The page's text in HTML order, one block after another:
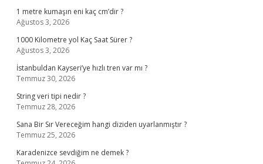
1 metre kumaşın eni kaç cm’dir ?
Ağustos 3, 2026
1000 Kilometre yol Kaç Saat Sürer ?
Ağustos 3, 2026
İstanbuldan Kayseri’ye hızlı tren var mı ?
Temmuz 30, 2026
String veri tipi nedir ?
Temmuz 28, 2026
Sana Bir Sır Vereceğim hangi diziden uyarlanmıştır ?
Temmuz 25, 2026
Karadenizce sevdiğim ne demek ?